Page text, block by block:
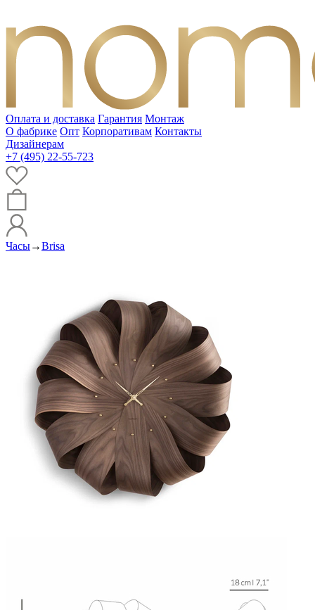
Оплата и доставка Гарантия Монтаж
О фабрике Опт Корпоративам Контакты
Дизайнерам
+7 (495) 22-55-723
Часы→Brisa